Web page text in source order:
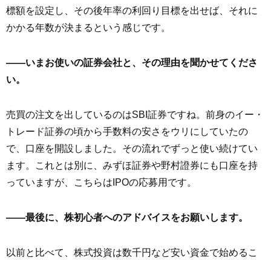
標額を設定し、その後年率の利回り目標を出せば、それに
かかる年数が決まるという感じです。
――いまお使いの証券会社と、その理由を聞かせてくださ
い。
売買の注文を出しているのはSBI証券ですね。前身のイー・
トレード証券の頃から手数料の安さをウリにしていたの
で、口座を開設しました。その流れでずっと使い続けてい
ます。これとは別に、みずほ証券や野村證券にも口座を持
っていますが、こちらはIPOの応募用です。
――最後に、株初心者へのアドバイスをお願いします。
以前と比べて、株式投資は数千円など安い資金で始めるこ